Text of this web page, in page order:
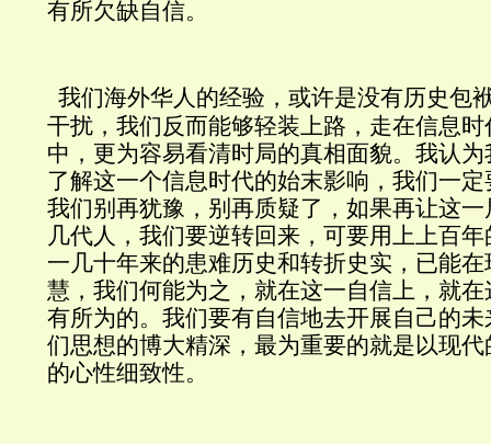
有所欠缺自信。
我们海外华人的经验，或许是没有历史包
干扰，我们反而能够轻装上路，走在信息
中，更为容易看清时局的真相面貌。我认为
了解这一个信息时代的始末影响，我们一
我们别再犹豫，别再质疑了，如果再让这
几代人，我们要逆转回来，可要用上上百
一几十年来的患难历史和转折史实，已能
慧，我们何能为之，就在这一自信上，就
有所为的。我们要有自信地去开展自己的
们思想的博大精深，最为重要的就是以现
的心性细致性。